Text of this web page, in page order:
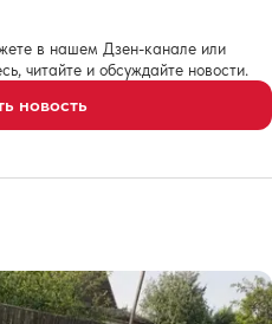
в нашем Дзен-канале или
читайте и обсуждайте новости.
новость